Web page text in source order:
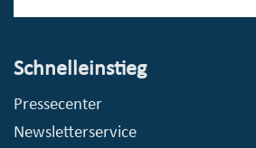
Schnelleinstieg
Pressecenter
Newsletterservice